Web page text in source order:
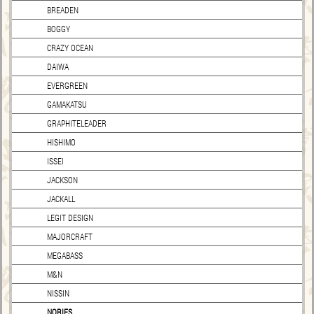
BREADEN
BOGGY
CRAZY OCEAN
DAIWA
EVERGREEN
GAMAKATSU
GRAPHITELEADER
HISHIMO
ISSEI
JACKSON
JACKALL
LEGIT DESIGN
MAJORCRAFT
MEGABASS
M&N
NISSIN